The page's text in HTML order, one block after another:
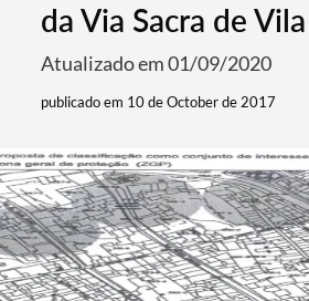
da Via Sacra de
Atualizado em 01/09/2020
publicado em 10 de October de 2017